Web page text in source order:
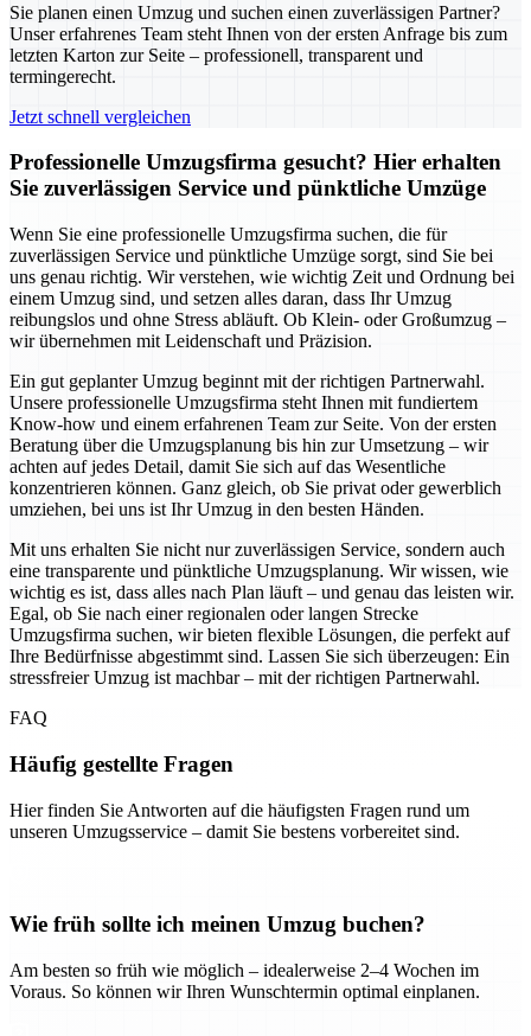
Sie planen einen Umzug und suchen einen zuverlässigen Partner?
Unser erfahrenes Team steht Ihnen von der ersten Anfrage bis zum
letzten Karton zur Seite – professionell, transparent und
termingerecht.
Jetzt schnell vergleichen
Professionelle Umzugsfirma gesucht? Hier erhalten
Sie zuverlässigen Service und pünktliche Umzüge
Wenn Sie eine professionelle Umzugsfirma suchen, die für
zuverlässigen Service und pünktliche Umzüge sorgt, sind Sie bei
uns genau richtig. Wir verstehen, wie wichtig Zeit und Ordnung bei
einem Umzug sind, und setzen alles daran, dass Ihr Umzug
reibungslos und ohne Stress abläuft. Ob Klein- oder Großumzug –
wir übernehmen mit Leidenschaft und Präzision.
Ein gut geplanter Umzug beginnt mit der richtigen Partnerwahl.
Unsere professionelle Umzugsfirma steht Ihnen mit fundiertem
Know-how und einem erfahrenen Team zur Seite. Von der ersten
Beratung über die Umzugsplanung bis hin zur Umsetzung – wir
achten auf jedes Detail, damit Sie sich auf das Wesentliche
konzentrieren können. Ganz gleich, ob Sie privat oder gewerblich
umziehen, bei uns ist Ihr Umzug in den besten Händen.
Mit uns erhalten Sie nicht nur zuverlässigen Service, sondern auch
eine transparente und pünktliche Umzugsplanung. Wir wissen, wie
wichtig es ist, dass alles nach Plan läuft – und genau das leisten wir.
Egal, ob Sie nach einer regionalen oder langen Strecke
Umzugsfirma suchen, wir bieten flexible Lösungen, die perfekt auf
Ihre Bedürfnisse abgestimmt sind. Lassen Sie sich überzeugen: Ein
stressfreier Umzug ist machbar – mit der richtigen Partnerwahl.
FAQ
Häufig gestellte Fragen
Hier finden Sie Antworten auf die häufigsten Fragen rund um
unseren Umzugsservice – damit Sie bestens vorbereitet sind.
Wie früh sollte ich meinen Umzug buchen?
Am besten so früh wie möglich – idealerweise 2–4 Wochen im
Voraus. So können wir Ihren Wunschtermin optimal einplanen.